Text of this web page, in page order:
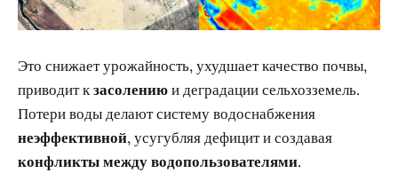
Это снижает урожайность, ухудшает качество почвы,
приводит кзасолениюи деградации сельхозземель.
Потери воды делают систему водоснабжения
неэффективной, усугубляя дефицит и создавая
конфликты между водопользователями.